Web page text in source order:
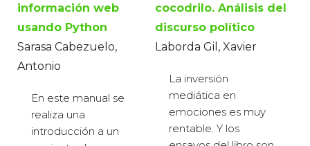
información web
usando Python
Sarasa Cabezuelo,
Antonio
En este manual se
realiza una
introducción a un
cocodrilo. Análisis del
discurso político
Laborda Gil, Xavier
La inversión
mediática en
emociones es muy
rentable. Y los